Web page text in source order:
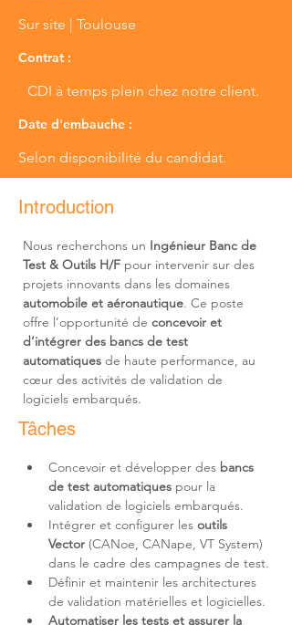
Sur site | Toulouse
Contrat :
CDI à temps plein chez notre client.
Date d'embauche :
Selon disponibilité du candidat.
Introduction
Nous recherchons un Ingénieur Banc de
Test & Outils H/F pour intervenir sur des
projets innovants dans les domaines
automobile et aéronautique. Ce poste
offre l’opportunité de concevoir et
d’intégrer des bancs de test
automatiques de haute performance, au
cœur des activités de validation de
logiciels embarqués.
Tâches
Concevoir et développer des bancs
de test automatiques pour la
validation de logiciels embarqués.
Intégrer et configurer les outils
Vector (CANoe, CANape, VT System)
dans le cadre des campagnes de test.
Définir et maintenir les architectures
de validation matérielles et logicielles.
Automatiser les tests et assurer la